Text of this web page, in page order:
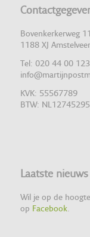
Bovenkerkerweg
1188 XJ
Tel: 020 44 00 123
KVK: 55567789
BTW:
Laatste nieuws
Wil je op de
op Facebook.